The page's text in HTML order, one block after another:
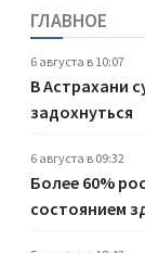
ГЛАВНОЕ
6 августа в 10:07
В Астрахани
задохнуться
6 августа в 09:32
Более 60%
состоянием